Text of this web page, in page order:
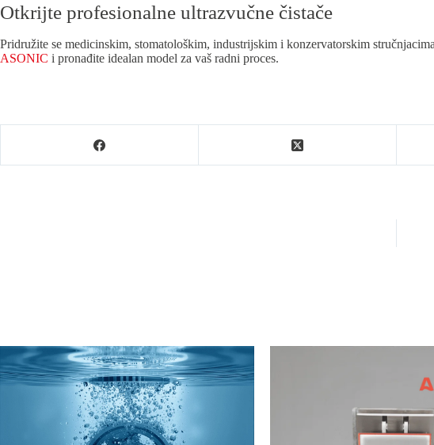
Otkrijte profesionalne ultrazvučne čistače
Pridružite se medicinskim, stomatološkim, industrijskim i konzervatorskim
ASONIC i pronađite idealan model za vaš radni proces.